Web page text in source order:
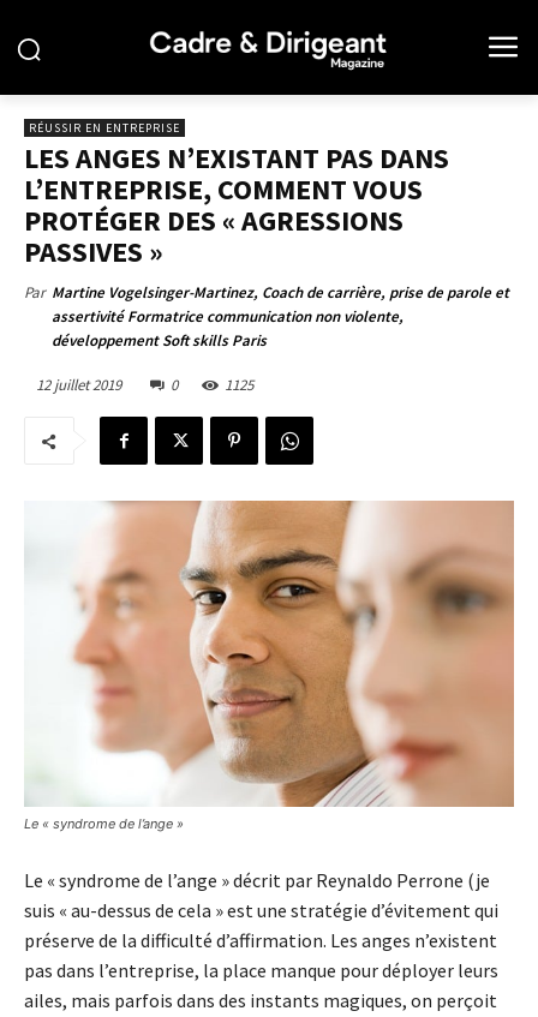
RÉUSSIR EN ENTREPRISE
LES ANGES N’EXISTANT PAS DANS
L’ENTREPRISE, COMMENT VOUS
PROTÉGER DES « AGRESSIONS
PASSIVES »
Par Martine Vogelsinger-Martinez, Coach de carrière, prise de parole et
assertivité Formatrice communication non violente,
développement Soft skills Paris
12 juillet 2019 0 1125
Le « syndrome de l’ange »
Le « syndrome de l’ange » décrit par Reynaldo Perrone (je
suis « au-dessus de cela » est une stratégie d’évitement qui
préserve de la difficulté d’affirmation. Les anges n’existent
pas dans l’entreprise, la place manque pour déployer leurs
ailes, mais parfois dans des instants magiques, on perçoit